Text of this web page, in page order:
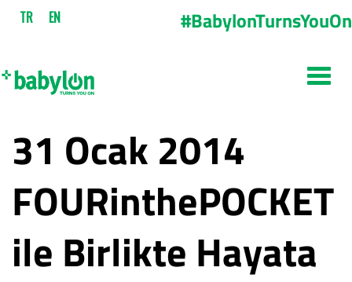
TR EN #BabylonTurnsYouOn
31 Ocak 2014
FOURinthePOCKET
ile Birlikte Hayata